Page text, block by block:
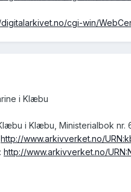
cgi-win/
i Klæbu
i Klæbu, Ministerialbok nr.
http://www.arkivverket.no/
http://www.arkivverket.no/